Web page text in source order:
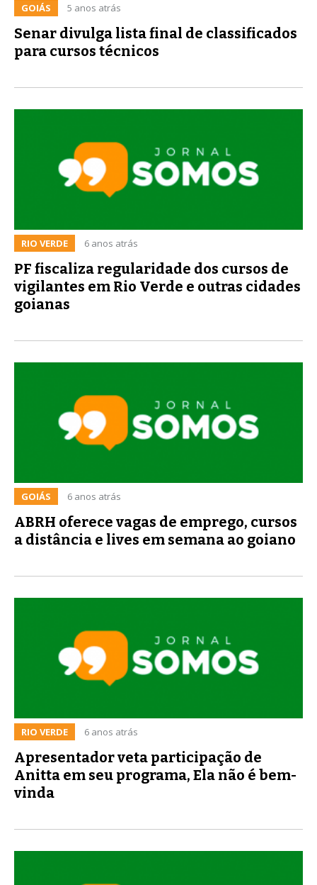
GOIÁS 5 anos atrás
Senar divulga lista final de classificados
para cursos técnicos
RIO VERDE 6 anos atrás
PF fiscaliza regularidade dos cursos de
vigilantes em Rio Verde e outras cidades
goianas
GOIÁS 6 anos atrás
ABRH oferece vagas de emprego, cursos
a distância e lives em semana ao goiano
RIO VERDE 6 anos atrás
Apresentador veta participação de
Anitta em seu programa, Ela não é bem-
vinda